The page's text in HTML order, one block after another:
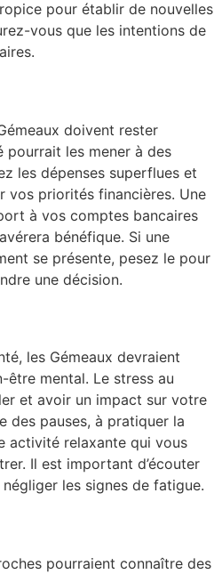
pour établir de nouvelles
vous que les intentions de
doivent rester
pourrait les mener à des
les dépenses superflues et
vos priorités financières. Une
à vos comptes bancaires
bénéfique. Si une
se présente, pesez le pour
une décision.
les Gémeaux devraient
mental. Le stress au
et avoir un impact sur votre
des pauses, à pratiquer la
activité relaxante qui vous
Il est important d’écouter
les signes de fatigue.
pourraient connaître des